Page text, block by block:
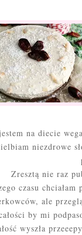
na diecie
niezdrowe
Zresztą nie raz
czasu
ale
by mi
wyszła